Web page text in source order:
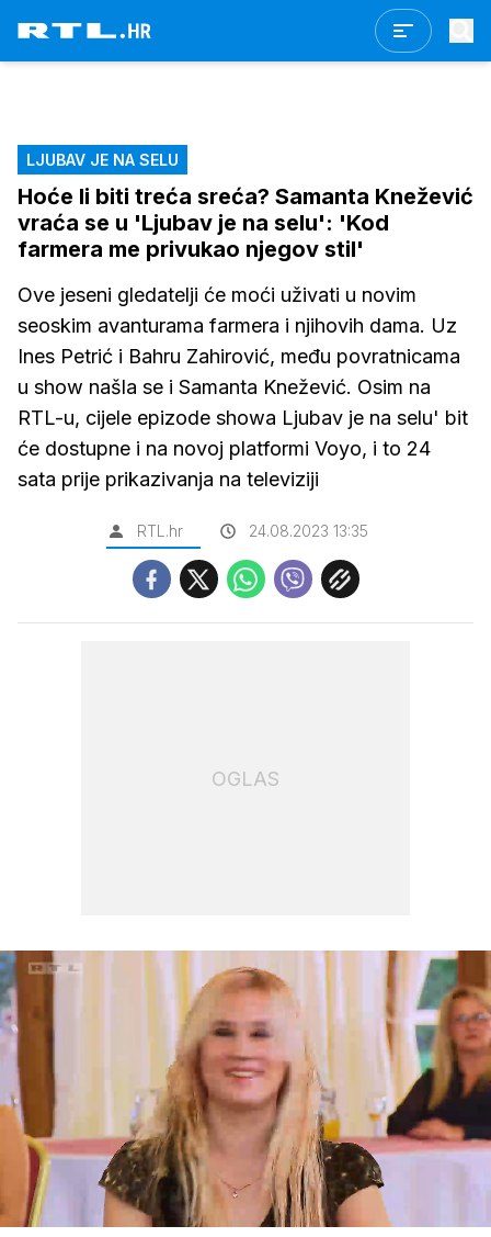
LJUBAV JE NA SELU
Hoće li biti treća sreća? Samanta Knežević
vraća se u 'Ljubav je na selu': 'Kod
farmera me privukao njegov stil'
Ove jeseni gledatelji će moći uživati u novim
seoskim avanturama farmera i njihovih dama. Uz
Ines Petrić i Bahru Zahirović, među povratnicama
u show našla se i Samanta Knežević. Osim na
RTL-u, cijele epizode showa Ljubav je na selu' bit
će dostupne i na novoj platformi Voyo, i to 24
sata prije prikazivanja na televiziji
RTL.hr 24.08.2023 13:35
OGLAS
zvuk
/
Loaded:
100.00%